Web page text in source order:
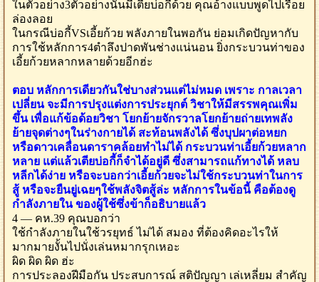
ในตัวอย่าง3ตัวอย่างนั้นมีเตียบ่อกี้ด้วย คุณอ้างแบบพูดไปเรื่อย
ล่องลอย
ในกรณีบ่อกี้VSเอี้ยก้วย พลังภายในพอกัน ย่อมเกิดปัญหากับ
การใช้หลักการ4ตำลึงปาดพันช่างแน่นอน ยิ่งกระบวนท่าของ
เอี้ยก้วยหลากหลายด้วยอีกฮ่ะ
ตอบ หลักการเดียวกันใช่บางส่วนแต่ไม่หมด เพราะ กาลเวลา
เปลี่ยน จะมีการปรุงแต่งการประยุกต์ วิชาให้มีสรรพคุณเพิ่ม
ขึ้น เพื่อแก้ข้อด้อยวิชา โยกย้ายจักรวาลโยกย้ายถ่ายเทพลัง
ย้ายจุดต่างๆในร่างกายได้ สะท้อนพลังได้ ซึ่งบุปผาต่อหยก
หรือดาวเคลื่อนดาราคล้อยทำไม่ได้ กระบวนท่าเอี้ยก้วยหลาก
หลาย แต่แล้วเตียบ่อกี้ก็จำได้อยู่ดี ซึ่งสามารถแก้ทางได้ หลบ
หลีกได้ง่าย หรือจะบอกว่าเอี้ยก้วยจะไม่ใช้กระบวนท่าในการ
สู้ หรือจะยืนยู่เฉยๆใช้พลังจิตสู้ล่ะ หลักการในข้อนี้ คือต้องดู
กำลังภายใน ของผู้ใช้ซึ่งข้าก็อธิบายแล้ว
4 — คห.39 คุณบอกว่า
ใช้กำลังภายในใช้วรยุทธ์ ไม่ได้ สมอง ที่ต้องคิดอะไรให้
มากมายงั้นไปนั่งเล่นหมากรุกเหอะ
ผิด ผิด ผิด ฮ่ะ
การประลองฝีมือกัน ประสบการณ์ สติปัญญา เล่เหลี่ยม สำคัญ